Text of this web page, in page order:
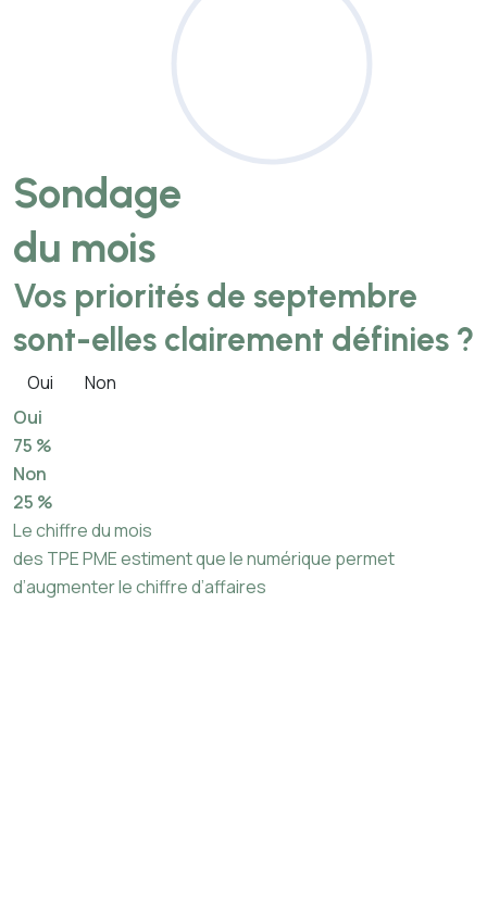
Sondage
du mois
Vos priorités de septembre
sont-elles clairement définies ?
Oui
Non
Oui
75 %
Non
25 %
Le chiffre du mois
des TPE PME estiment que le numérique permet
d’augmenter le chiffre d’affaires